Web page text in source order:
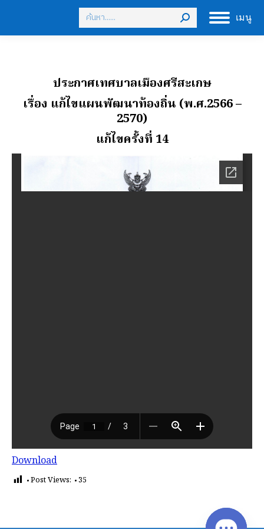
เมนู
Search:
ประกาศเทศบาลเมืองศรีสะเกษ
เรื่อง แก้ไขแผนพัฒนาท้องถิ่น (พ.ศ.2566 –
2570)
แก้ไขครั้งที่ 14
Download
Post Views: 35